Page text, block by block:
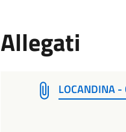
Allegati
LOCANDINA -